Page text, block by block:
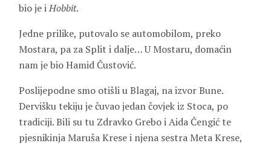
bio je iHobbit.
Jedne prilike, putovalo se automobilom, preko
Mostara, pa za Split i dalje… U Mostaru, domaćin
nam je bio Hamid Čustović.
Poslijepodne smo otišli u Blagaj, na izvor Bune.
Dervišku tekiju je čuvao jedan čovjek iz Stoca, po
tradiciji. Bili su tu Zdravko Grebo i Aida Čengić te
pjesnikinja Maruša Krese i njena sestra Meta Krese,